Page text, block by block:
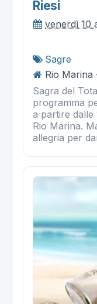
Riesi
venerdì 10
Sagre
Rio Marina
Sagra del
programma
a partire dalle
Rio Marina.
allegria per